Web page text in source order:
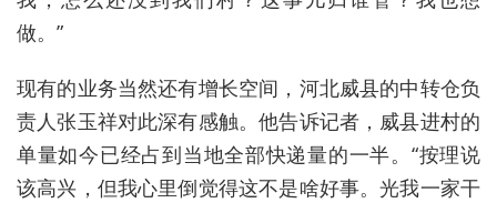
做。”
现有的业务当然还有增长空间，河北威县的中转仓负
责人张玉祥对此深有感触。他告诉记者，威县进村的
单量如今已经占到当地全部快递量的一半。“按理说
该高兴，但我心里倒觉得这不是啥好事。光我一家干